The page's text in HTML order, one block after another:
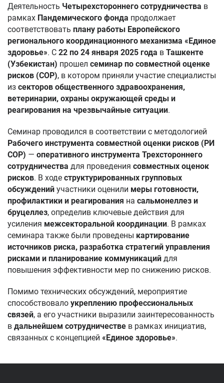
Деятельность Четырехстороннего сотрудничества в
рамках Пандемического фонда продолжает
соответствовать плану работы Европейского
регионального координационного механизма «Единое
здоровье». С22 по 24 января 2025 года вТашкенте
(Узбекистан) прошел семинар по совместной оценке
рисков (СОР), в котором приняли участие специалисты
изсекторов общественного здравоохранения,
ветеринарии, охраны окружающей среды и
реагирования на чрезвычайные ситуации.
Семинар проводился в соответствии с методологией
Рабочего инструмента совместной оценки рисков (РИ
СОР) — оперативного инструмента Трехстороннего
сотрудничества для проведения совместных оценок
рисков. В ходеструктурированных групповых
обсужденийучастники оценили меры готовности,
профилактики и реагирования на сальмонеллез и
бруцеллез, определив ключевые действия для
усиления межсекторальной координации. В рамках
семинара также были проведены картирование
источников риска, разработка стратегий управления
рисками и планирование коммуникацийдля
повышения эффективности мер по снижению рисков.
Помимо технических обсуждений, мероприятие
способствовалоукреплению профессиональных
связей, а его участники выразили заинтересованность
вдальнейшем сотрудничестве в рамках инициатив,
связанных с концепцией «Единое здоровье».